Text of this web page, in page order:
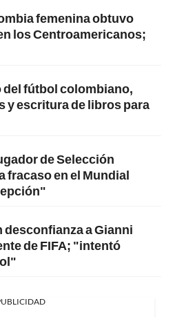
femenina obtuvo
los Centroamericanos;
fútbol colombiano,
y escritura de libros para
de Selección
fracaso en el Mundial
desconfianza a Gianni
de FIFA; "intentó